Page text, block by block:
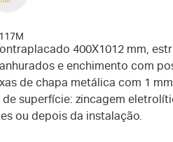
400X1012 mm,
e enchimento com
de chapa metálica com 1
superfície: zincagem
ou depois da instalação.